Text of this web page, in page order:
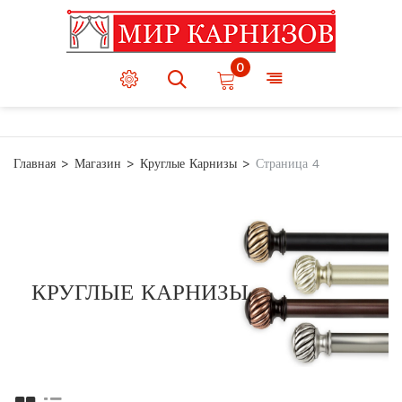
0
Главная Магазин Круглые Карнизы Страница 4
КРУГЛЫЕ КАРНИЗЫ